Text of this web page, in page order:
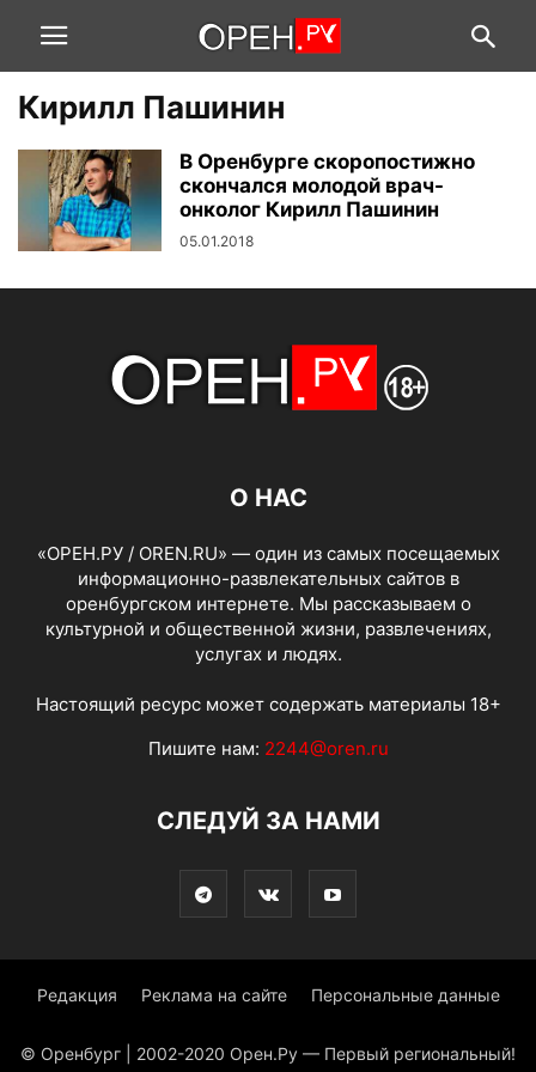
Кирилл Пашинин
В Оренбурге скоропостижно
скончался молодой врач-
онколог Кирилл Пашинин
05.01.2018
О НАС
«ОРЕН.РУ / OREN.RU» — один из самых посещаемых
информационно-развлекательных сайтов в
оренбургском интернете. Мы рассказываем о
культурной и общественной жизни, развлечениях,
услугах и людях.
Настоящий ресурс может содержать материалы 18+
Пишите нам: 2244@oren.ru
СЛЕДУЙ ЗА НАМИ
Редакция Реклама на сайте Персональные данные
© Оренбург | 2002-2020 Орен.Ру — Первый региональный!